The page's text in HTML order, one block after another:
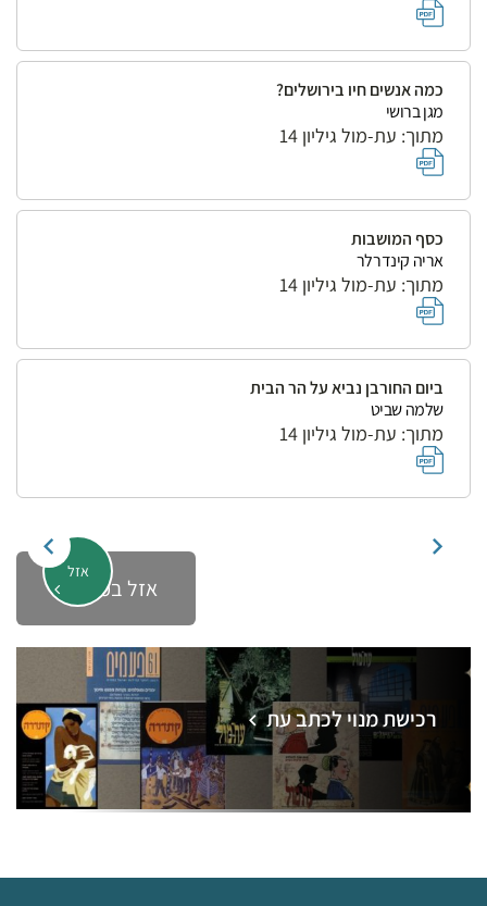
כמה אנשים חיו בירושלים?
מגן ברושי
מתוך: עת-מול גיליון 14
כסף המושבות
אריה קינדרלר
מתוך: עת-מול גיליון 14
ביום החורבן נביא על הר הבית
שלמה שביט
מתוך: עת-מול גיליון 14
אזל
אזל במלאי
רכישת מנוי לכתב עת